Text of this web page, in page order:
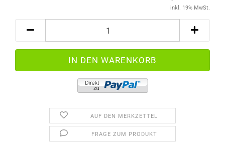
inkl. 19% MwSt.
AUF DEN MERKZETTEL
FRAGE ZUM PRODUKT